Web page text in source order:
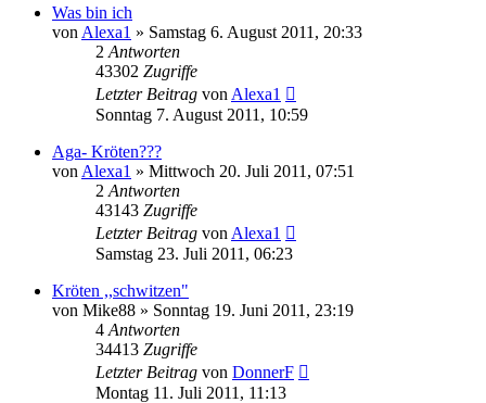
Was bin ich
von Alexa1 » Samstag 6. August 2011, 20:33
2 Antworten
43302 Zugriffe
Letzter Beitrag von Alexa1
Sonntag 7. August 2011, 10:59
Aga- Kröten???
von Alexa1 » Mittwoch 20. Juli 2011, 07:51
2 Antworten
43143 Zugriffe
Letzter Beitrag von Alexa1
Samstag 23. Juli 2011, 06:23
Kröten ,,schwitzen"
von Mike88 » Sonntag 19. Juni 2011, 23:19
4 Antworten
34413 Zugriffe
Letzter Beitrag von DonnerF
Montag 11. Juli 2011, 11:13